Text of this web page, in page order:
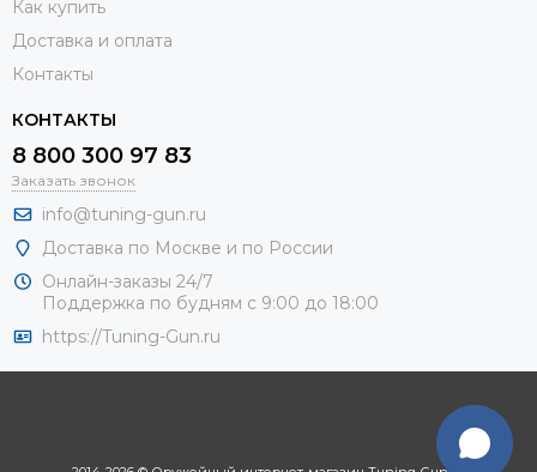
Как купить
Доставка и оплата
Контакты
КОНТАКТЫ
8 800 300 97 83
Заказать звонок
info@tuning-gun.ru
Доставка по Москве и по России
Онлайн-заказы 24/7
Поддержка по будням с 9:00 до 18:00
https://Tuning-Gun.ru